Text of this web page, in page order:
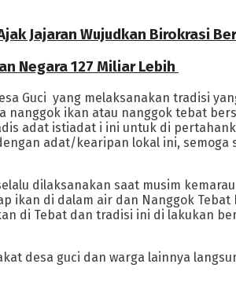
Jajaran Wujudkan Birokrasi
Negara 127 Miliar Lebih
Guci yang melaksanakan tradisi
ikan atau nanggok tebat
adat istiadat i ini untuk di
adat/kearipan lokal ini, semoga
dilaksanakan saat musim
ikan di dalam air dan Nanggok
di Tebat dan tradisi ini di lakukan
desa guci dan warga lainnya